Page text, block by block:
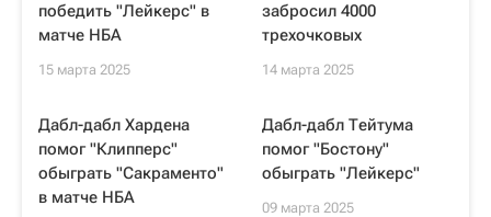
победить "Лейкерс" в
матче НБА
15 марта 2025
забросил 4000
трехочковых
14 марта 2025
Дабл-дабл Хардена
помог "Клипперс"
обыграть "Сакраменто"
в матче НБА
Дабл-дабл Тейтума
помог "Бостону"
обыграть "Лейкерс"
09 марта 2025